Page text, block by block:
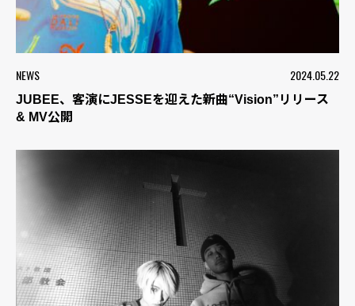
NEWS 2024.05.22
JUBEE、客演にJESSEを迎えた新曲“Vision”リリース
& MV公開